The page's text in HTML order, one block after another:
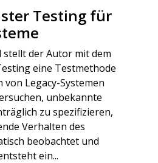
Testing für
stellt der Autor mit dem
eine Testmethode
Legacy-Systemen
unbekannte
zu spezifizieren,
Verhalten des
beobachtet und
ein...